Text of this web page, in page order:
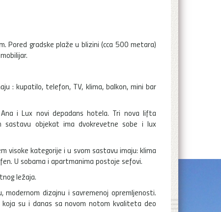
Pored gradske plaže u blizini (cca 500 metara)
: kupatilo, telefon, TV, klima, balkon, mini bar
i Lux novi depadans hotela. Tri nova lifta
sastavu objekat ima dvokrevetne sobe i lux
visoke kategorije i u svom sastavu imaju: klima
U sobama i apartmanima postoje sefovi.
ležaja.
dizajnu i savremenoj opremljenosti.
su i danas sa novom notom kvaliteta deo